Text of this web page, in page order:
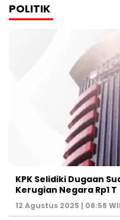
POLITIK
KPK Selidiki Dugaan
Kerugian Negara Rp1 T
12 Agustus 2025 | 08:58